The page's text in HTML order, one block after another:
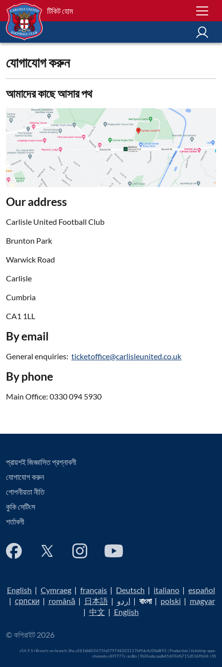
টিকিট হোম
যোগাযোগ করুন
আমাদের কাছে আসার পথ
Our address
Carlisle United Football Club
Brunton Park
Warwick Road
Carlisle
Cumbria
CA1 1LL
By email
General enquiries: ticketoffice@carlisleunited.co.uk
By phone
Main Office: 0330 094 5930
প্রায়শই জিজ্ঞাসিত প্রশ্নাবলী
যোগাযোগ করুন
গোপনীয়তা নীতি
কুকি সেটিংস
শর্তাবলী
English | Cymraeg | français | Deutsch | italiano | español
| српски | română | 日本語| اردو | বাংলা| polski | magyar
| 中文 | English
© কপিরাইট 2026
v54.9.5+Branch.-no-branch-.Sha.a581bb805675fa079748203117b9fdc4c0fbd893 | Production | ticketing-apps-
channels-c8f9777c-scdbn | 9b3feabcaadb45609efb715d536ffb34 | XS